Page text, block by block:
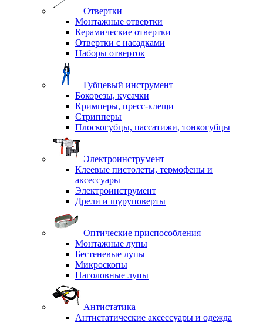
Отвертки
Монтажные отвертки
Керамические отвертки
Отвертки с насадками
Наборы отверток
Губцевый инструмент
Бокорезы, кусачки
Кримперы, пресс-клещи
Стрипперы
Плоскогубцы, пассатижи, тонкогубцы
Электроинструмент
Клеевые пистолеты, термофены и
аксессуары
Электроинструмент
Дрели и шуруповерты
Оптические приспособления
Монтажные лупы
Бестеневые лупы
Микроскопы
Наголовные лупы
Антистатика
Антистатические аксессуары и одежда